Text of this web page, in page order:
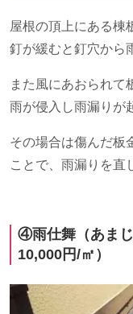
屋根の頂上にある棟
釘が緩むと釘穴から
また風にあおられて
雨が侵入し雨漏りが
その場合は傷んだ板
ことで、雨漏りを直
④雨仕舞（あま
10,000 円/㎡）